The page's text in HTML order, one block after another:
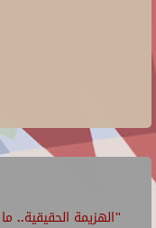
"الهزيمة الحقيقية..